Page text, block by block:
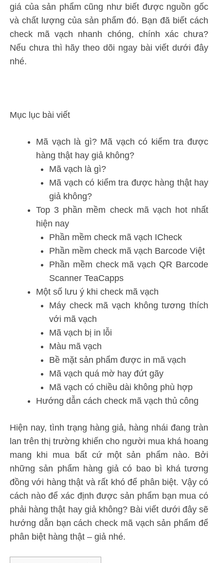
giá của sản phẩm cũng như biết được nguồn gốc
và chất lượng của sản phẩm đó. Bạn đã biết cách
check mã vạch nhanh chóng, chính xác chưa?
Nếu chưa thì hãy theo dõi ngay bài viết dưới đây
nhé.
Mục lục bài viết
Mã vạch là gì? Mã vạch có kiểm tra được
hàng thật hay giả không?
Mã vạch là gì?
Mã vạch có kiểm tra được hàng thật hay
giả không?
Top 3 phần mềm check mã vạch hot nhất
hiện nay
Phần mềm check mã vạch ICheck
Phần mềm check mã vạch Barcode Việt
Phần mềm check mã vạch QR Barcode
Scanner TeaCapps
Một số lưu ý khi check mã vạch
Máy check mã vạch không tương thích
với mã vạch
Mã vạch bị in lỗi
Màu mã vạch
Bề mặt sản phẩm được in mã vạch
Mã vạch quá mờ hay đứt gãy
Mã vạch có chiều dài không phù hợp
Hướng dẫn cách check mã vạch thủ công
Hiện nay, tình trạng hàng giả, hàng nhái đang tràn
lan trên thị trường khiến cho người mua khá hoang
mang khi mua bất cứ một sản phẩm nào. Bởi
những sản phẩm hàng giả có bao bì khá tương
đồng với hàng thật và rất khó để phân biệt. Vậy có
cách nào để xác định được sản phẩm bạn mua có
phải hàng thật hay giả không? Bài viết dưới đây sẽ
hướng dẫn bạn cách check mã vạch sản phẩm để
phân biệt hàng thật – giả nhé.